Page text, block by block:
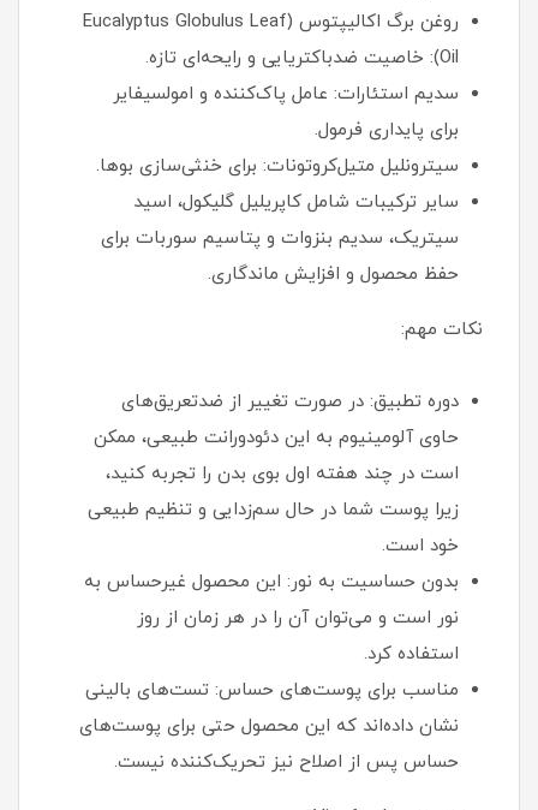
روغن برگ اکالیپتوس (Eucalyptus Globulus Leaf
Oil): خاصیت ضدباکتریایی و رایحه‌ای تازه.
سدیم استئارات: عامل پاک‌کننده و امولسیفایر
برای پایداری فرمول.
سیترونلیل متیل‌کروتونات: برای خنثی‌سازی بوها.
سایر ترکیبات شامل کاپریلیل گلیکول، اسید
سیتریک، سدیم بنزوات و پتاسیم سوربات برای
حفظ محصول و افزایش ماندگاری.
نکات مهم:
دوره تطبیق: در صورت تغییر از ضدتعریق‌های
حاوی آلومینیوم به این دئودورانت طبیعی، ممکن
است در چند هفته اول بوی بدن را تجربه کنید،
زیرا پوست شما در حال سم‌زدایی و تنظیم طبیعی
خود است.
بدون حساسیت به نور: این محصول غیرحساس به
نور است و می‌توان آن را در هر زمان از روز
استفاده کرد.
مناسب برای پوست‌های حساس: تست‌های بالینی
نشان داده‌اند که این محصول حتی برای پوست‌های
حساس پس از اصلاح نیز تحریک‌کننده نیست.